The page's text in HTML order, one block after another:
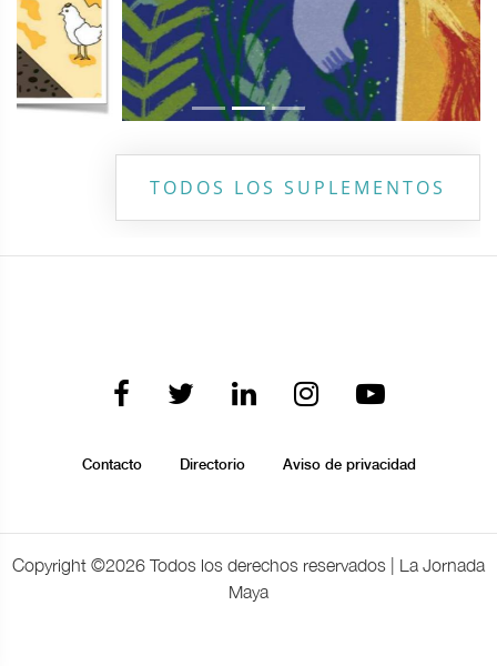
TODOS LOS SUPLEMENTOS
Contacto Directorio Aviso de privacidad
Copyright ©2026 Todos los derechos reservados | La Jornada
Maya